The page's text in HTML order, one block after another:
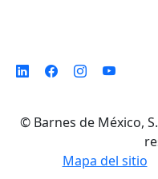
© Barnes de México,
Mapa del sitio